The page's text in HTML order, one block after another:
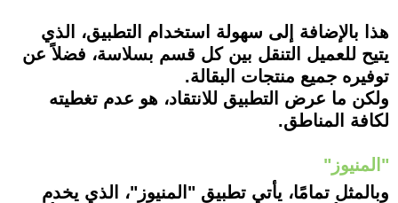
هذا بالإضافة إلى سهولة استخدام التطبيق، الذي
يتيح للعميل التنقل بين كل قسم بسلاسة، فضلاً عن
توفيره جميع منتجات البقالة.
ولكن ما عرض التطبيق للانتقاد، هو عدم تغطيته
لكافة المناطق.
"المنيوز"
وبالمثل تمامًا، يأتي تطبيق "المنيوز"، الذي يخدم